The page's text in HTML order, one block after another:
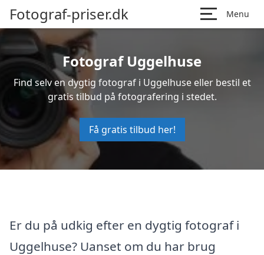
Fotograf-priser.dk Menu
Fotograf Uggelhuse
Find selv en dygtig fotograf i Uggelhuse eller bestil et
gratis tilbud på fotografering i stedet.
Få gratis tilbud her!
Er du på udkig efter en dygtig fotograf i
Uggelhuse? Uanset om du har brug